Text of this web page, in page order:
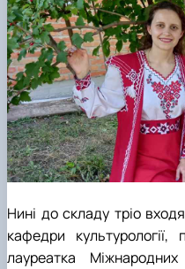
Гурток
Прес-студія
Мистецька
Тріо "ТоНіка"
Нині до складу тріо
кафедри
лауреатка